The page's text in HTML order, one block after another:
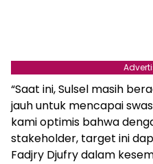
“Saat ini, Sulsel masih
jauh untuk mencapai
kami optimis bahwa
stakeholder, target ini
Fadjry Djufry dalam